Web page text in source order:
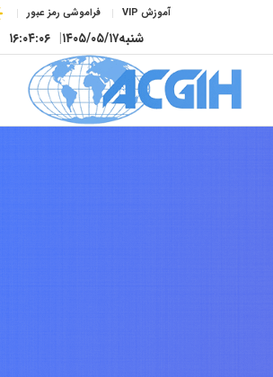
آموزش VIP فراموشی رمز عبور
شنبه۱۴۰۵/۰۵/۱۷| ۱۶:۰۴:۰۷